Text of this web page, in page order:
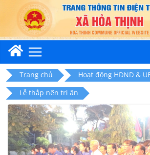
content
Trang chủ
Hoạt động HĐND &
Lễ thắp nến tri ân